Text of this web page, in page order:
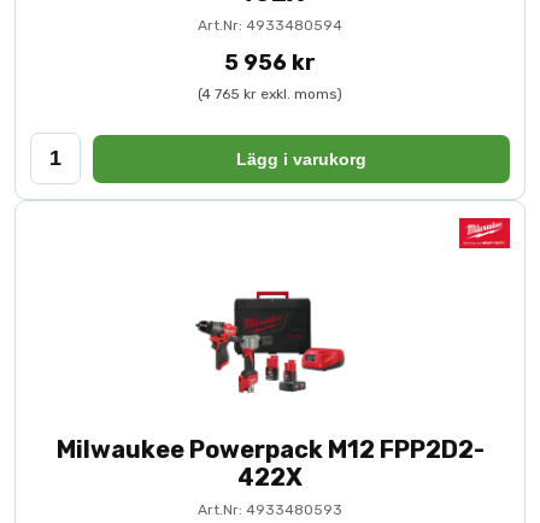
Art.Nr: 4933480594
5 956 kr
(4 765 kr exkl. moms)
Lägg i varukorg
Milwaukee Powerpack M12 FPP2D2-
422X
Art.Nr: 4933480593